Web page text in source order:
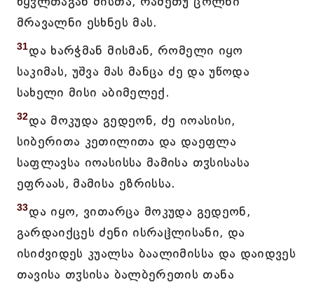
მრავალნი ესხნეს მას.
31და ხარჭმან მისმან, რომელი იყო
საკიმას, უშვა მას მანცა ძე და უწოდა
სახელი მისი აბიმელექ.
32და მოკუდა გედეონ, ძე იოასისი,
სიბერითა კეთილითა და დაეფლა
საფლავსა იოასისსა მამისა თჳსისასა
ეფრაას, მამისა ეზრისსა.
33და იყო, ვითარცა მოკუდა გედეონ,
გარდაიქცეს ძენი ისრაჱლისანი, და
ისიძვიდეს კუალსა ბაალიმისსა და დაიდვეს
თავისა თჳსისა ბალბერეთის თანა